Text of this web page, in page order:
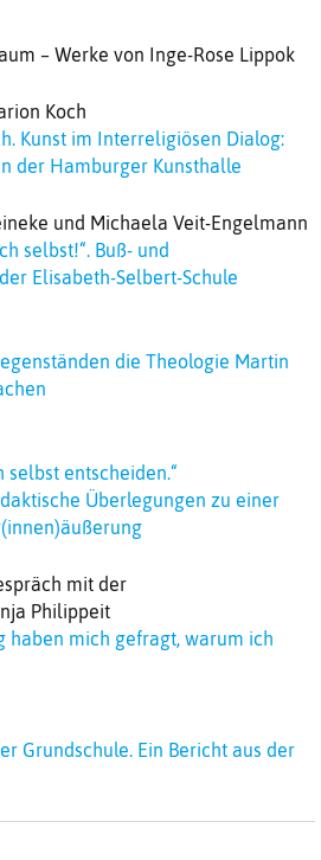
– Werke von Inge-Rose Lippok
Koch
Kunst im Interreligiösen Dialog:
der Hamburger Kunsthalle
und Michaela Veit-Engelmann
selbst!“. Buß- und
Elisabeth-Selbert-Schule
die Theologie Martin
selbst entscheiden.“
Überlegungen zu einer
mit der
Philippeit
haben mich gefragt, warum ich
Grundschule. Ein Bericht aus der